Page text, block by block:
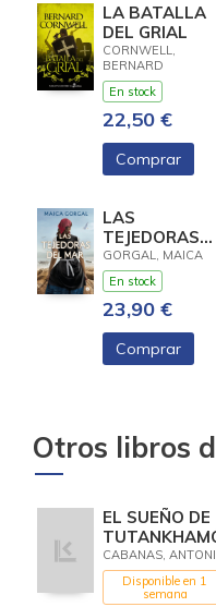
LA BATALLA
DEL GRIAL
CORNWELL,
BERNARD
En stock
22,50 €
Comprar
LAS
TEJEDORAS
DEL MAR
GORGAL, MAICA
En stock
23,90 €
Comprar
Otros libros
EL SUEÑO DE
CABANAS,
Disponible en 1
semana